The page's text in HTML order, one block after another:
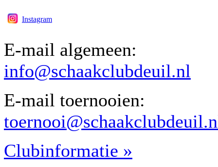
Instagram
E-mail algemeen:
info@schaakclubdeuil.nl
E-mail toernooien:
Clubinformatie »